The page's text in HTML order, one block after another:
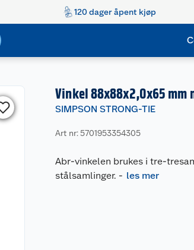
120 dager åpent kjøp
Vinkel 88x88x2,0x65
SIMPSON STRONG-TIE
Art nr: 5701953354305
Abr-vinkelen brukes i tre-
stålsamlinger. - les mer